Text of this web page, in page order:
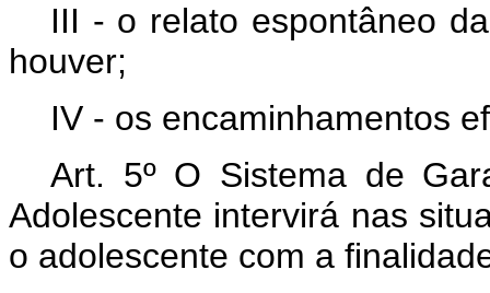
III - o relato espontâneo
houver;
IV - os encaminhamentos
Art. 5º O Sistema de
Adolescente intervirá nas
o adolescente com a